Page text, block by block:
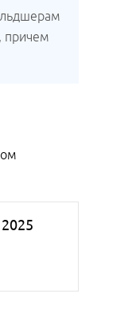
причем